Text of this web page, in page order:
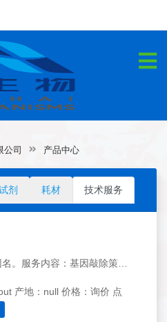
公司 产品中心
剂 耗材 技术服务
产地：null 价格：询价 点